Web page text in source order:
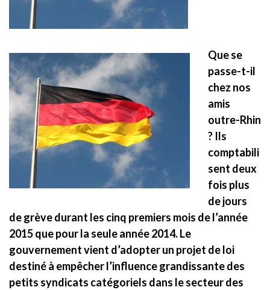
Que se
passe-t-il
chez nos
amis
outre-Rhin
? Ils
comptabili
sent deux
fois plus
de jours
de grève durant les cinq premiers mois de l’année
2015 que pour la seule année 2014. Le
gouvernement vient d’adopter un projet de loi
destiné à empêcher l’influence grandissante des
petits syndicats catégoriels dans le secteur des